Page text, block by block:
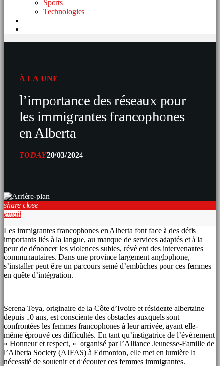
Sports
Technologies
À LA UNE
l’importance des réseaux pour
les immigrantes francophones
en Alberta
TODAY20/03/2024
share close
email
Les immigrantes francophones en Alberta font face à des défis
importants liés à la langue, au manque de services adaptés et à la
peur de dénoncer les violences subies, révèlent des intervenantes
communautaires. Dans une province largement anglophone,
s’installer peut être un parcours semé d’embûches pour ces femmes
en quête d’intégration.
Serena Teya, originaire de la Côte d’Ivoire et résidente albertaine
depuis 10 ans, est consciente des obstacles auxquels sont
confrontées les femmes francophones à leur arrivée, ayant elle-
même éprouvé ces difficultés. En tant qu’instigatrice de l’événement
« Honneur et respect, » organisé par l’Alliance Jeunesse-Famille de
l’Alberta Society (AJFAS) à Edmonton, elle met en lumière la
nécessité de soutenir et d’écouter ces femmes immigrantes.